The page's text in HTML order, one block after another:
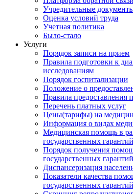
Учредительные
Оценка условий труда
Учетная политика
Было-стало
Услуги
Порядок записи на прием
Правила подготовки к
исследованиям
Порядок госпитализации
Положение о
Правила предоставления
Перечень платных услуг
Цены(тарифы) на
Информация о видах
Медицинская помощь в
государственных гарантий
Порядок получения
государственных гарантий
Диспансеризация
Показатели качества
государственных гарантий